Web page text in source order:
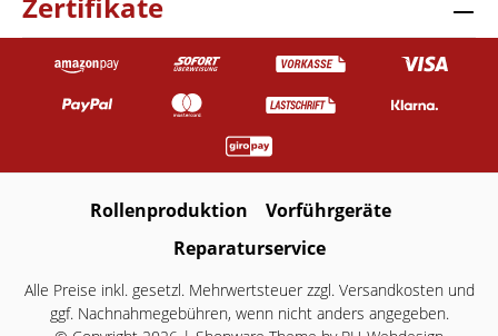
Zertifikate
Rollenproduktion
Vorführgeräte
Reparaturservice
Alle Preise inkl. gesetzl. Mehrwertsteuer zzgl. Versandkostenund
ggf. Nachnahmegebühren, wenn nicht anders angegeben.